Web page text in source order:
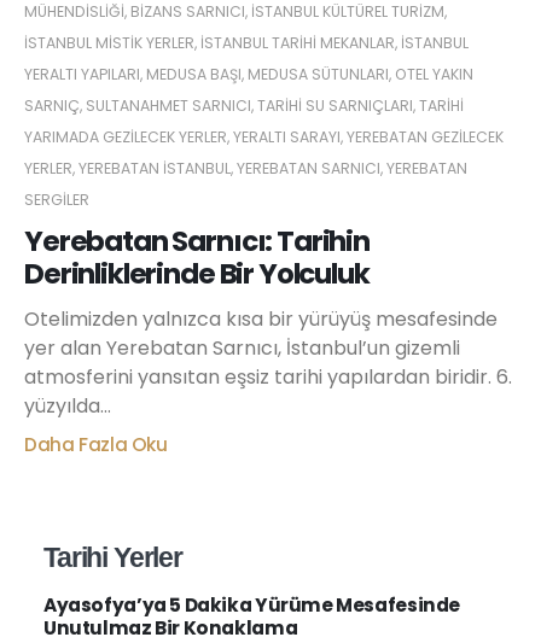
Yerebatan Sarnıcı: Tarihin
Derinliklerinde Bir Yolculuk
MÜHENDISLIĞI, BIZANS SARNICI, İSTANBUL KÜLTÜREL TURIZM,
İSTANBUL MISTIK YERLER, İSTANBUL TARIHI MEKANLAR, İSTANBUL
YERALTI YAPILARI, MEDUSA BAŞI, MEDUSA SÜTUNLARI, OTEL YAKIN
SARNIÇ, SULTANAHMET SARNICI,TARIHI SU SARNIÇLARI,TARIHI
YARIMADA GEZILECEK YERLER,YERALTI SARAYI,YEREBATAN GEZILECEK
YERLER,YEREBATAN İSTANBUL,YEREBATAN SARNICI,YEREBATAN
SERGILER
Otelimizden yalnızca kısa bir yürüyüş mesafesinde
yer alan Yerebatan Sarnıcı, İstanbul’un gizemli
atmosferini yansıtan eşsiz tarihi yapılardan biridir. 6.
yüzyılda...
Daha Fazla Oku
Tarihi Yerler
Ayasofya’ya 5 Dakika Yürüme Mesafesinde
Unutulmaz Bir Konaklama